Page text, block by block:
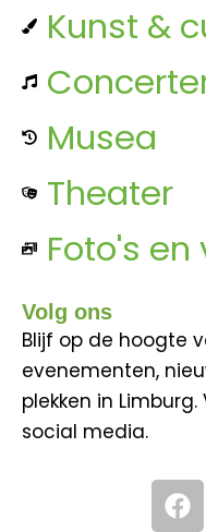
Kunst &
Musea
Theater
Foto's en
Volg ons
Blijf op de hoogte
evenementen,
plekken in
social media.
F
a